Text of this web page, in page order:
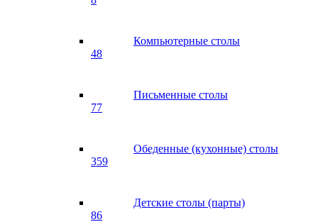
Компьютерные столы
48
Письменные столы
77
Обеденные (кухонные) столы
359
Детские столы (парты)
86